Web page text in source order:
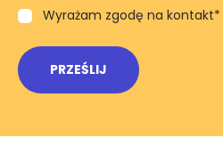
Wyrażam zgodę na kontakt*